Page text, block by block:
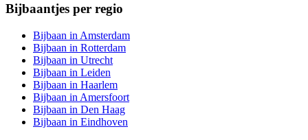
Bijbaantjes per regio
Bijbaan in Amsterdam
Bijbaan in Rotterdam
Bijbaan in Utrecht
Bijbaan in Leiden
Bijbaan in Haarlem
Bijbaan in Amersfoort
Bijbaan in Den Haag
Bijbaan in Eindhoven